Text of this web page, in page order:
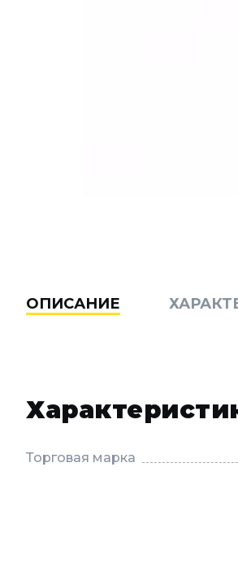
ОПИСАНИЕ
Торговая марка